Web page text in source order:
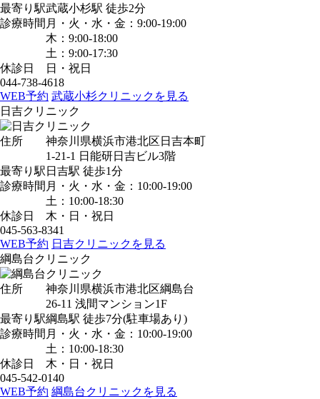
最寄り駅武蔵小杉駅 徒歩2分
診療時間 月・火・水・金：9:00-19:00
木：9:00-18:00
土：9:00-17:30
休診日
日・祝日
044-738-4618
WEB予約 武蔵小杉クリニックを見る
日吉クリニック
住所
神奈川県横浜市港北区日吉本町
1-21-1 日能研日吉ビル3階
最寄り駅 日吉駅 徒歩1分
診療時間 月・火・水・金：10:00-19:00
土：10:00-18:30
休診日
木・日・祝日
045-563-8341
WEB予約 日吉クリニックを見る
綱島台クリニック
住所
神奈川県横浜市港北区綱島台
26-11 浅間マンション1F
最寄り駅綱島駅 徒歩7分(駐車場あり)
診療時間 月・火・水・金：10:00-19:00
土：10:00-18:30
休診日
木・日・祝日
045-542-0140
WEB予約 綱島台クリニックを見る